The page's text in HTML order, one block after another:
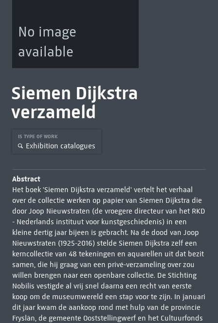
No image
available
Siemen Dijkstra
verzameld
IS TYPE OF WORK
Exhibition catalogues
Abstract
Het boek 'Siemen Dijkstra verzameld' vertelt het verhaal
over de collectie werken op papier van Siemen Dijkstra die
door Joop Nieuwstraten (de vroegere directeur van het RKD
- Nederlands instituut voor kunstgeschiedenis) in een
kleine dertig jaar bijeen is gebracht. Na de dood van Joop
Nieuwstraten (1925-2016) stelde Siemen Dijkstra zelf een
kerncollectie van 48 tekeningen en aquarellen uit dat bezit
samen, die hij graag van een privé-verzameling over zou
willen brengen naar een openbare collectie. De Stichting
Nobilis vestigde al vrij snel daarna een recht van eerste
koop om de museumwereld een stap voor te zijn. In januari
dit jaar kwam de aankoop rond met hulp van de provincie
Fryslân, de gemeente Ooststellingwerf en het Cultuurfonds